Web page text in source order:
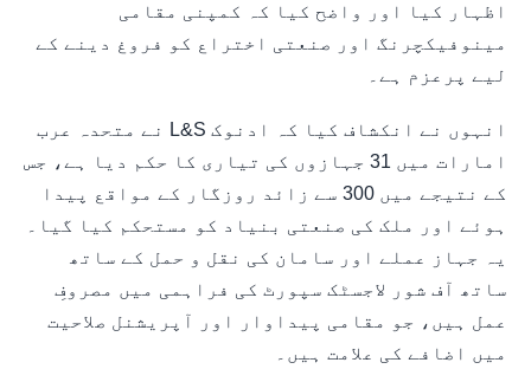
اظہار کیا اور واضح کیا کہ کمپنی مقامی
مینوفیکچرنگ اور صنعتی اختراع کو فروغ دینے کے
لیے پرعزم ہے۔
انہوں نے انکشاف کیا کہ ادنوک L&S نے متحدہ عرب
امارات میں 31 جہازوں کی تیاری کا حکم دیا ہے، جس
کے نتیجے میں 300 سے زائد روزگار کے مواقع پیدا
ہوئے اور ملک کی صنعتی بنیاد کو مستحکم کیا گیا۔
یہ جہاز عملے اور سامان کی نقل و حمل کے ساتھ
ساتھ آف شور لاجسٹک سپورٹ کی فراہمی میں مصروفِ
عمل ہیں، جو مقامی پیداوار اور آپریشنل صلاحیت
میں اضافے کی علامت ہیں۔